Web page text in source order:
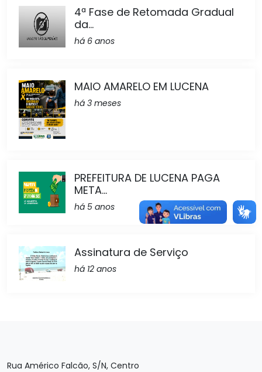
4ª Fase de Retomada Gradual
da...
há 6 anos
MAIO AMARELO EM LUCENA
há 3 meses
PREFEITURA DE LUCENA PAGA
META...
há 5 anos
Assinatura de Serviço
há 12 anos
Rua Américo Falcão, S/N, Centro